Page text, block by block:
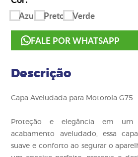
Azul Preto Verde
FALE POR WHATSAPP
Descrição
Capa Aveludada para Motorola G75
Proteção e elegância em
acabamento aveludado, essa
suave e conforto ao segurar o